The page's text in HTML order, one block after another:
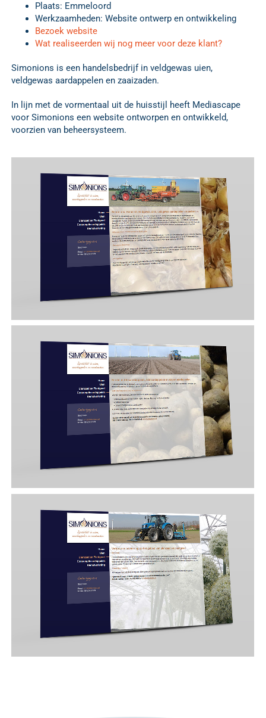
Plaats: Emmeloord
Werkzaamheden: Website ontwerp en ontwikkeling
Bezoek website
Wat realiseerden wij nog meer voor deze klant?
Simonions is een handelsbedrijf in veldgewas uien,
veldgewas aardappelen en zaaizaden.
In lijn met de vormentaal uit de huisstijl heeft Mediascape
voor Simonions een website ontworpen en ontwikkeld,
voorzien van beheersysteem.